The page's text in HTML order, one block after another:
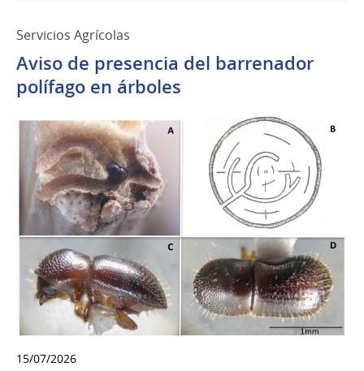
Servicios Agrícolas
Aviso de presencia del barrenador
polífago en árboles
15/07/2026